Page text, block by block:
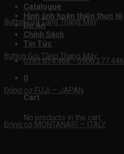
Catalogue
Hình ảnh hoàn thiện thực tế
Dự Án
Chính Sách
Tin Tức
0383.634.468 - 0906.277.446
0
Cart
No products in the cart.
Button Gọi Tầng Thang Máy
Button Gọi Tầng Thang Máy
Động cơ FUJI – JAPAN
Động cơ MONTANARI – ITALY